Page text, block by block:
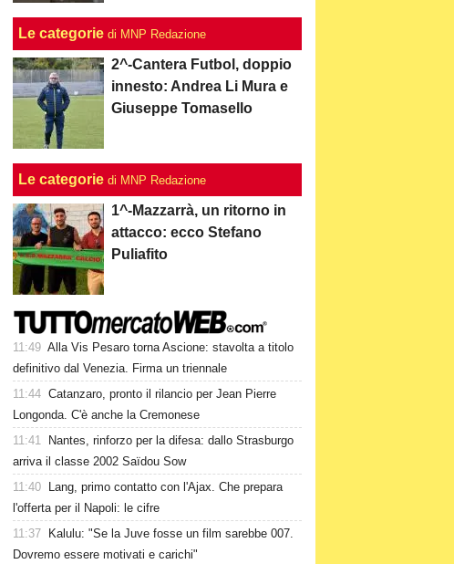
Le categorie di MNP Redazione
2^-Cantera Futbol, doppio
innesto: Andrea Li Mura e
Giuseppe Tomasello
Le categorie di MNP Redazione
1^-Mazzarrà, un ritorno in
attacco: ecco Stefano
Puliafito
11:49 Alla Vis Pesaro torna Ascione: stavolta a titolo
definitivo dal Venezia. Firma un triennale
11:44 Catanzaro, pronto il rilancio per Jean Pierre
Longonda. C'è anche la Cremonese
11:41
Nantes, rinforzo per la difesa: dallo Strasburgo
arriva il classe 2002 Saïdou Sow
11:40
Lang, primo contatto con l'Ajax. Che prepara
l'offerta per il Napoli: le cifre
11:37
Kalulu: "Se la Juve fosse un film sarebbe 007.
Dovremo essere motivati e carichi"